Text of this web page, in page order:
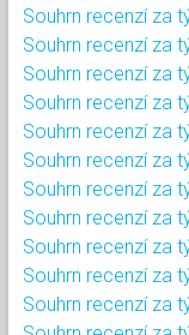
Souhrn recenzí za
Souhrn recenzí za
Souhrn recenzí za
Souhrn recenzí za
Souhrn recenzí za
Souhrn recenzí za
Souhrn recenzí za
Souhrn recenzí za
Souhrn recenzí za
Souhrn recenzí za
Souhrn recenzí za